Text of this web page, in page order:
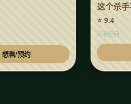
想看/预约
这个杀
⭐ 9.4
必看经典